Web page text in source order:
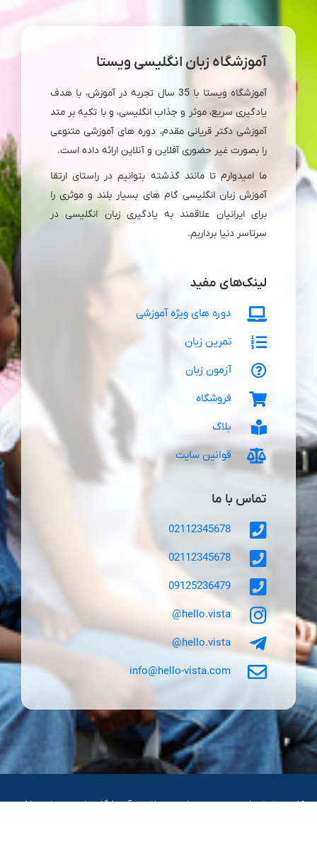
آموزشگاه زبان انگلیسی ویستا
آموزشگاه ویستا با 35 سال تجربه در آموزش، با هدف
یادگیری سریع، موثر و جذاب انگلیسی، و با تکیه بر متد
آموزشی دکتر قریانی مقدم، دوره های آموزشی متنوعی
را بصورت غیر حضوری آفلاین و آنلاین ارائه داده است.
ما امیدوارم تا مانند گذشته بتوانیم در راستای ارتقا
آموزش زبان انگلیسی گام های بسیار بلند و موثری را
برای ایرانیان علاقمند به یادگیری زبان انگلیسی در
سرتاسر دنیا برداریم.
لینک‌های مفید
دوره های ویژه آموزشی
تمرین زبان
آزمون زبان
فروشگاه
بلاگ
قوانین سایت
تماس با ما
02112345678
02112345678
09125236479
hello.vista@
hello.vista@
info@hello-vista.com
کلیه حقوق مادی و معنوی سایت متعلق به آموزشگاه زبان ویستا می‌باشد.